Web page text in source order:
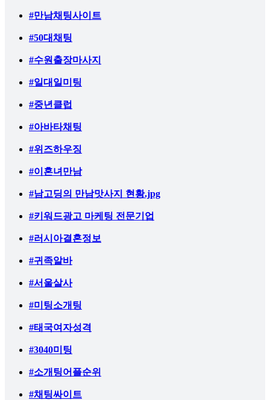
#만남채팅사이트
#50대채팅
#수원출장마사지
#일대일미팅
#중년클럽
#아바타채팅
#위즈하우징
#이혼녀만남
#남고딩의 만남맛사지 현황.jpg
#키워드광고 마케팅 전문기업
#러시아결혼정보
#귀족알바
#서울살사
#미팅소개팅
#태국여자성격
#3040미팅
#소개팅어플순위
#채팅싸이트